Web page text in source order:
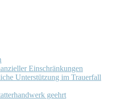
Einschränkungen
Unterstützung im Trauerfall
geehrt